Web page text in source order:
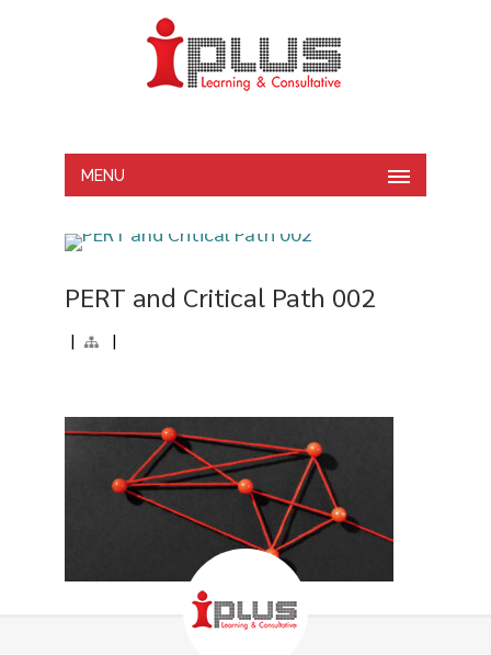
MENU
PERT and Critical Path 002
| |